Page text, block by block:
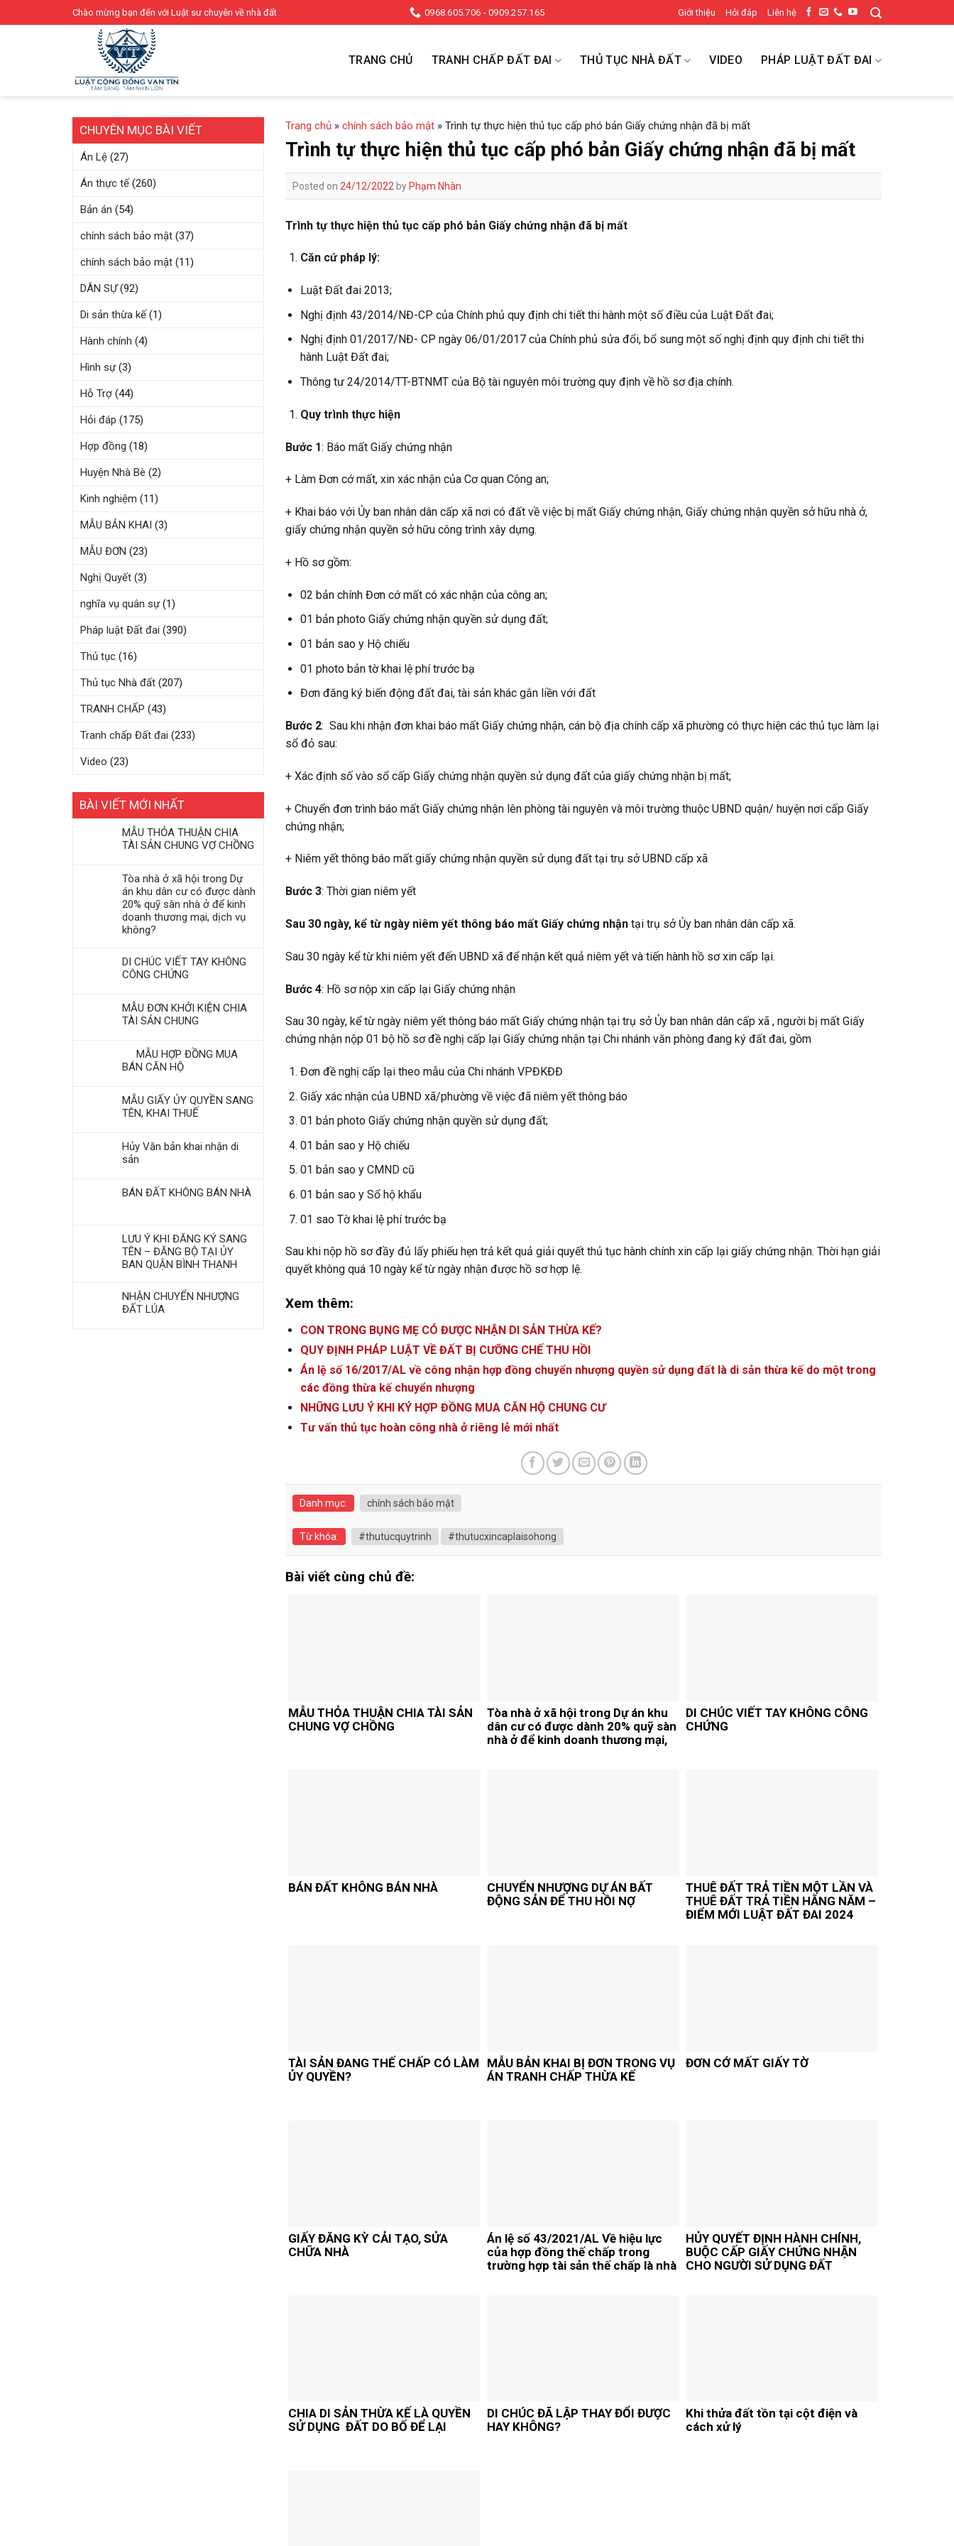
to
Chào mừng bạn đến với Luật sư chuyên về nhà đất 0968.605.706 - 0909.257.165 Giới thiệu Hỏi đáp Liên hệ
TRANG CHỦ TRANH CHẤP ĐẤT ĐAI THỦ TỤC NHÀ ĐẤT VIDEO PHÁP LUẬT ĐẤT ĐAI
CHUYÊN MỤC BÀI VIẾT
Án Lệ (27)
Án thực tế(260)
Bản án (54)
chính sách bảo mật (37)
chính sách bảo mật (11)
DÂN SỰ(92)
Di sản thừa kế(1)
Hành chính (4)
Hình sự(3)
Hỗ Trợ (44)
Hỏi đáp (175)
Hợp đồng (18)
Huyện Nhà Bè (2)
Kinh nghiệm (11)
MẪU BẢN KHAI (3)
MẪU ĐƠN (23)
Nghị Quyết (3)
nghĩa vụ quân sự(1)
Pháp luật Đất đai (390)
Thủ tục (16)
Thủ tục Nhà đất (207)
TRANH CHẤP (43)
Tranh chấp Đất đai (233)
Video (23)
BÀI VIẾT MỚI NHẤT
MẪU THỎA THUẬN CHIA
TÀI SẢN CHUNG VỢ CHỒNG
Tòa nhà ở xã hội trong Dự
án khu dân cư có được dành
20% quỹ sàn nhà ở để kinh
doanh thương mại, dịch vụ
không?
DI CHÚC VIẾT TAY KHÔNG
CÔNG CHỨNG
MẪU ĐƠN KHỞI KIỆN CHIA
TÀI SẢN CHUNG
MẪU HỢP ĐỒNG MUA
BÁN CĂN HỘ
MẪU GIẤY ỦY QUYỀN SANG
TÊN, KHAI THUẾ
Hủy Văn bản khai nhận di
sản
BÁN ĐẤT KHÔNG BÁN NHÀ
LƯU Ý KHI ĐĂNG KÝ SANG
TÊN – ĐĂNG BỘ TẠI ỦY
BAN QUẬN BÌNH THẠNH
NHẬN CHUYỂN NHƯỢNG
ĐẤT LÚA
Trang chủ » chính sách bảo mật » Trình tự thực hiện thủ tục cấp phó bản Giấy chứng nhận đã bị mất
Trình tự thực hiện thủ tục cấp phó bản Giấy chứng nhận đã bị mất
Posted on 24/12/2022 byPhạm Nhàn
Trình tự thực hiện thủ tục cấp phó bản Giấy chứng nhận đã bị mất
Căn cứ pháp lý:
Luật Đất đai 2013;
Nghị định 43/2014/NĐ-CP của Chính phủ quy định chi tiết thi hành một số điều của Luật Đất đai;
Nghị định 01/2017/NĐ- CP ngày 06/01/2017 của Chính phủ sửa đổi, bổ sung một số nghị định quy định chi tiết thi
hành Luật Đất đai;
Thông tư 24/2014/TT-BTNMT của Bộ tài nguyên môi trường quy định về hồ sơ địa chính.
Quy trình thực hiện
Bước 1: Báo mất Giấy chứng nhận
+ Làm Đơn cớ mất, xin xác nhận của Cơ quan Công an;
+ Khai báo với Ủy ban nhân dân cấp xã nơi có đất về việc bị mất Giấy chứng nhận, Giấy chứng nhận quyền sở hữu nhà ở,
giấy chứng nhận quyền sở hữu công trình xây dựng.
+ Hồ sơ gồm:
02 bản chính Đơn cớ mất có xác nhận của công an;
01 bản photo Giấy chứng nhận quyền sử dụng đất;
01 bản sao y Hộ chiếu
01 photo bản tờ khai lệ phí trước bạ
Đơn đăng ký biến động đất đai, tài sản khác gắn liền với đất
Bước 2: Sau khi nhận đơn khai báo mất Giấy chứng nhận, cán bộ địa chính cấp xã phường có thực hiện các thủ tục làm lại
sổ đỏ sau:
+ Xác định số vào sổ cấp Giấy chứng nhận quyền sử dụng đất của giấy chứng nhận bị mất;
+ Chuyển đơn trình báo mất Giấy chứng nhận lên phòng tài nguyên và môi trường thuộc UBND quận/ huyện nơi cấp Giấy
chứng nhận;
+ Niêm yết thông báo mất giấy chứng nhận quyền sử dụng đất tại trụ sở UBND cấp xã
Bước 3: Thời gian niêm yết
Sau 30 ngày, kể từ ngày niêm yết thông báo mất Giấy chứng nhận tại trụ sở Ủy ban nhân dân cấp xã.
Sau 30 ngày kể từ khi niêm yết đến UBND xã để nhận kết quả niêm yết và tiến hành hồ sơ xin cấp lại.
Bước 4: Hồ sơ nộp xin cấp lại Giấy chứng nhận
Sau 30 ngày, kể từ ngày niêm yết thông báo mất Giấy chứng nhận tại trụ sở Ủy ban nhân dân cấp xã , người bị mất Giấy
chứng nhận nộp 01 bộ hồ sơ đề nghị cấp lại Giấy chứng nhận tại Chi nhánh văn phòng đang ký đất đai, gồm
Đơn đề nghị cấp lại theo mẫu của Chi nhánh VPĐKĐĐ
Giấy xác nhận của UBND xã/phường về việc đã niêm yết thông báo
01 bản photo Giấy chứng nhận quyền sử dụng đất;
01 bản sao y Hộ chiếu
01 bản sao y CMND cũ
01 bản sao y Sổ hộ khẩu
01 sao Tờ khai lệ phí trước bạ
Sau khi nộp hồ sơ đầy đủ lấy phiếu hẹn trả kết quả giải quyết thủ tục hành chính xin cấp lại giấy chứng nhận. Thời hạn giải
quyết không quá 10 ngày kể từ ngày nhận được hồ sơ hợp lệ.
Xem thêm:
CON TRONG BỤNG MẸ CÓ ĐƯỢC NHẬN DI SẢN THỪA KẾ?
QUY ĐỊNH PHÁP LUẬT VỀ ĐẤT BỊ CƯỠNG CHẾ THU HỒI
Án lệ số 16/2017/AL về công nhận hợp đồng chuyển nhượng quyền sử dụng đất là di sản thừa kế do một trong
các đồng thừa kế chuyển nhượng
NHỮNG LƯU Ý KHI KÝ HỢP ĐỒNG MUA CĂN HỘ CHUNG CƯ
Tư vấn thủ tục hoàn công nhà ở riêng lẻ mới nhất
Danh mục: chính sách bảo mật
Từ khóa: #thutucquytrinh #thutucxincaplaisohong
Bài viết cùng chủ đề:
MẪU THỎA THUẬN CHIA TÀI SẢN
CHUNG VỢ CHỒNG
Tòa nhà ở xã hội trong Dự án khu
dân cư có được dành 20% quỹ sàn
nhà ở để kinh doanh thương mại,
DI CHÚC VIẾT TAY KHÔNG CÔNG
CHỨNG
BÁN ĐẤT KHÔNG BÁN NHÀ
CHUYỂN NHƯỢNG DỰ ÁN BẤT
ĐỘNG SẢN ĐỂ THU HỒI NỢ
THUÊ ĐẤT TRẢ TIỀN MỘT LẦN VÀ
THUÊ ĐẤT TRẢ TIỀN HẰNG NĂM –
ĐIỂM MỚI LUẬT ĐẤT ĐAI 2024
TÀI SẢN ĐANG THẾ CHẤP CÓ LÀM
ỦY QUYỀN?
MẪU BẢN KHAI BỊ ĐƠN TRONG VỤ
ÁN TRANH CHẤP THỪA KẾ
ĐƠN CỚ MẤT GIẤY TỜ
GIẤY ĐĂNG KỲ CẢI TẠO, SỬA
CHỮA NHÀ
Án lệ số 43/2021/AL Về hiệu lực
của hợp đồng thế chấp trong
trường hợp tài sản thế chấp là nhà
HỦY QUYẾT ĐỊNH HÀNH CHÍNH,
BUỘC CẤP GIẤY CHỨNG NHẬN
CHO NGƯỜI SỬ DỤNG ĐẤT
CHIA DI SẢN THỪA KẾ LÀ QUYỀN
SỬ DỤNG ĐẤT DO BỐ ĐỂ LẠI
DI CHÚC ĐÃ LẬP THAY ĐỔI ĐƯỢC
HAY KHÔNG?
Khi thửa đất tồn tại cột điện và
cách xử lý